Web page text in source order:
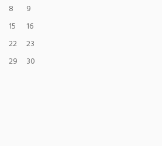
8
9
15
16
22
23
29
30